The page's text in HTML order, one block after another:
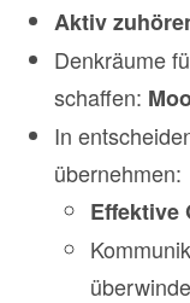
Aktiv
Denkräume
schaffen:
In
übernehmen:
Effektive